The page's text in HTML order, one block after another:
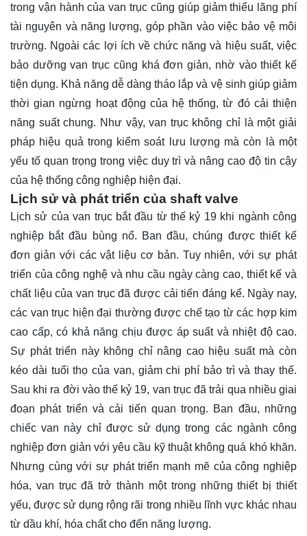
trong vận hành của van trục cũng giúp giảm thiểu lãng phí
tài nguyên và năng lượng, góp phần vào việc bảo vệ môi
trường. Ngoài các lợi ích về chức năng và hiệu suất, việc
bảo dưỡng van trục cũng khá đơn giản, nhờ vào thiết kế
tiện dụng. Khả năng dễ dàng tháo lắp và vệ sinh giúp giảm
thời gian ngừng hoạt động của hệ thống, từ đó cải thiện
năng suất chung. Như vậy, van trục không chỉ là một giải
pháp hiệu quả trong kiểm soát lưu lượng mà còn là một
yếu tố quan trọng trong việc duy trì và nâng cao độ tin cậy
của hệ thống công nghiệp hiện đại.
Lịch sử và phát triển của shaft valve
Lịch sử của van trục bắt đầu từ thế kỷ 19 khi ngành công
nghiệp bắt đầu bùng nổ. Ban đầu, chúng được thiết kế
đơn giản với các vật liệu cơ bản. Tuy nhiên, với sự phát
triển của công nghệ và nhu cầu ngày càng cao, thiết kế và
chất liệu của van trục đã được cải tiến đáng kể. Ngày nay,
các van trục hiện đại thường được chế tạo từ các hợp kim
cao cấp, có khả năng chịu được áp suất và nhiệt độ cao.
Sự phát triển này không chỉ nâng cao hiệu suất mà còn
kéo dài tuổi thọ của van, giảm chi phí bảo trì và thay thế.
Sau khi ra đời vào thế kỷ 19, van trục đã trải qua nhiều giai
đoạn phát triển và cải tiến quan trọng. Ban đầu, những
chiếc van này chỉ được sử dụng trong các ngành công
nghiệp đơn giản với yêu cầu kỹ thuật không quá khó khăn.
Nhưng cùng với sự phát triển mạnh mẽ của công nghiệp
hóa, van trục đã trở thành một trong những thiết bị thiết
yếu, được sử dụng rộng rãi trong nhiều lĩnh vực khác nhau
từ dầu khí, hóa chất cho đến năng lượng.